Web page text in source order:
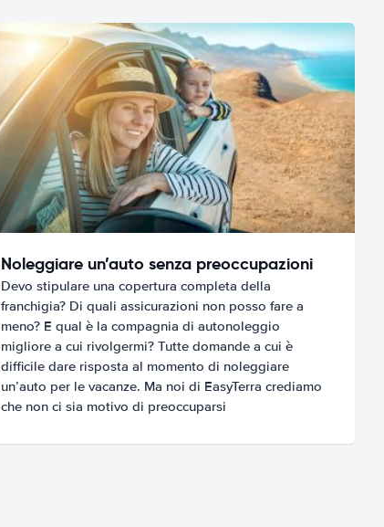
Noleggiare un’auto senza preoccupazioni
Devo stipulare una copertura completa della
franchigia? Di quali assicurazioni non posso fare a
meno? E qual è la compagnia di autonoleggio
migliore a cui rivolgermi? Tutte domande a cui è
difficile dare risposta al momento di noleggiare
un’auto per le vacanze. Ma noi di EasyTerra crediamo
che non ci sia motivo di preoccuparsi